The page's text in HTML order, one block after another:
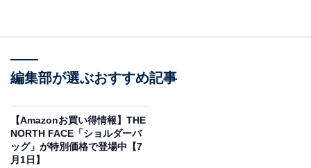
THE NORTH FACEの「ショルダーバッグ」が限
編集部が選ぶおすすめ記事
【Amazonお買い得情報】THE
NORTH FACE「ショルダーバ
ッグ」が特別価格で登場中【7
月1日】